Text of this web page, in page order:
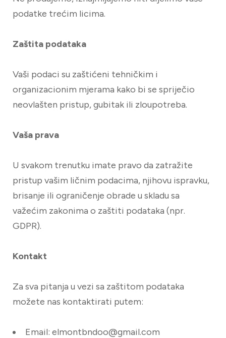
podatke trećim licima.
Zaštita podataka
Vaši podaci su zaštićeni tehničkim i
organizacionim mjerama kako bi se spriječio
neovlašten pristup, gubitak ili zloupotreba.
Vaša prava
U svakom trenutku imate pravo da zatražite
pristup vašim ličnim podacima, njihovu ispravku,
brisanje ili ograničenje obrade u skladu sa
važećim zakonima o zaštiti podataka (npr.
GDPR).
Kontakt
Za sva pitanja u vezi sa zaštitom podataka
možete nas kontaktirati putem:
Email: elmontbndoo@gmail.com